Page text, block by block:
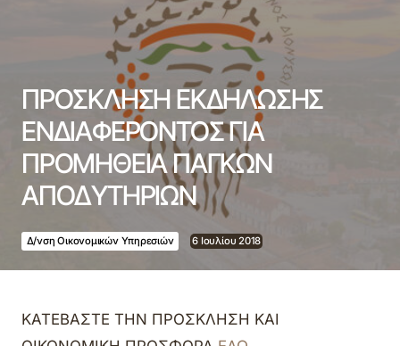
ΠΡΟΣΚΛΗΣΗ ΕΚΔΗΛΩΣΗΣ
ΕΝΔΙΑΦΕΡΟΝΤΟΣ ΓΙΑ
ΠΡΟΜΗΘΕΙΑ ΠΑΓΚΩΝ
ΑΠΟΔΥΤΗΡΙΩΝ
Δ/νση Οικονομικών Υπηρεσιών 6 Ιουλίου 2018
ΚΑΤΕΒΑΣΤΕ ΤΗΝ ΠΡΟΣΚΛΗΣΗ ΚΑΙ